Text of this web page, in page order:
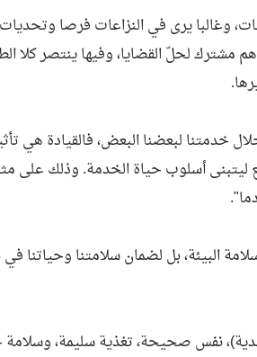
وغالبا يرى في النزاعات فرصا
مشترك لحلّ القضايا، وفيها ينتصر كلا
خدمتنا لبعضنا البعض، فالقيادة هي
ليتبنى أسلوب حياة الخدمة. وذلك على
البيئة، بل لضمان سلامتنا وحياتنا في
نفس صحيحة، تغذية سليمة، وسلامة